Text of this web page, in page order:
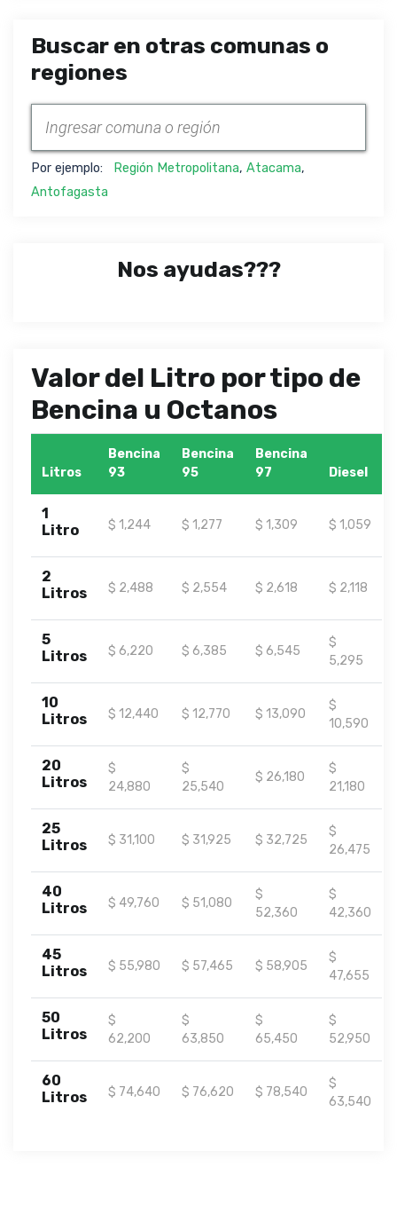
Buscar en otras comunas o
regiones
Por ejemplo: Región Metropolitana, Atacama,
Antofagasta
Nos ayudas???
Valor del Litro por tipo de
Bencina u Octanos
Litros
Bencina
93
Bencina
95
Bencina
97
Diesel
1
Litro
$ 1,244 $ 1,277 $ 1,309 $ 1,059
2
Litros
$ 2,488 $ 2,554 $ 2,618 $ 2,118
5
Litros
$ 6,220 $ 6,385 $ 6,545
$
5,295
10
Litros
$ 12,440 $ 12,770 $ 13,090
$
10,590
20
Litros
$
24,880
$
25,540
$ 26,180
$
21,180
25
Litros
$ 31,100 $ 31,925 $ 32,725
$
26,475
40
Litros
$ 49,760 $ 51,080
$
52,360
$
42,360
45
Litros
$ 55,980 $ 57,465 $ 58,905
$
47,655
50
Litros
$
62,200
$
63,850
$
65,450
$
52,950
60
Litros
$ 74,640 $ 76,620 $ 78,540
$
63,540